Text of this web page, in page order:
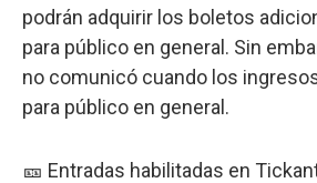
podrán adquirir los boletos
para público en general. Sin
no comunicó cuando los
para público en general.
🎫 Entradas habilitadas en